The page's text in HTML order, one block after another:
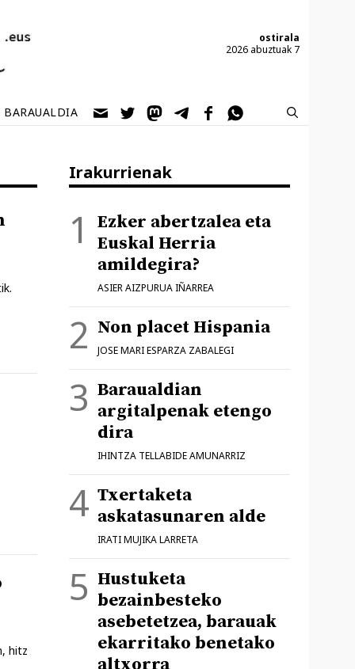
ostirala
2026 abuztuak 7
BARAUALDIA
hitz
Irakurrienak
Ezker abertzalea eta
Euskal Herria
amildegira?
ASIER AIZPURUA IÑARREA
Non placet Hispania
JOSE MARI ESPARZA ZABALEGI
Baraualdian
argitalpenak etengo
dira
IHINTZA TELLABIDE AMUNARRIZ
Txertaketa
askatasunaren alde
IRATI MUJIKA LARRETA
Hustuketa
bezainbesteko
asebetetzea, barauak
ekarritako benetako